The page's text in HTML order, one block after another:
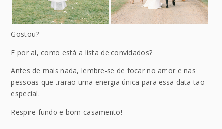
Gostou?
E por aí, como está a lista de convidados?
Antes de mais nada, lembre-se de focar no amor e nas
pessoas que trarão uma energia única para essa data tão
especial.
Respire fundo e bom casamento!